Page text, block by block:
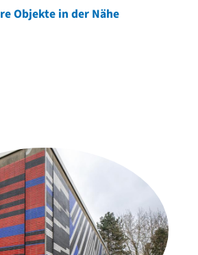
Objekte in der Nähe